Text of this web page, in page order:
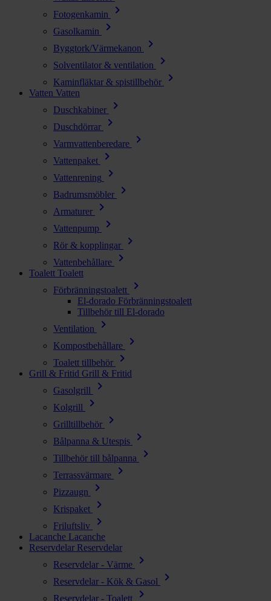
Fotogenkamin chevron_right
Gasolkamin chevron_right
Byggtork/Värmekanon chevron_right
Solventilator & ventilation chevron_right
Kaminfläktar & spistillbehör chevron_right
Vatten Vatten
Duschkabiner
chevron_right
Duschdörrar chevron_right
Varmvattenberedare chevron_right
Vattenpaket chevron_right
Vattenrening chevron_right
Badrumsmöbler chevron_right
Armaturer chevron_right
Vattenpump chevron_right
Rör & kopplingar chevron_right
Vattenbehållare chevron_right
Toalett Toalett
Förbränningstoalett
chevron_right
El-dorado Förbränningstoalett
Tillbehör till El-dorado
Ventilation
chevron_right
Kompostbehållare chevron_right
Toalett tillbehör chevron_right
Grill & Fritid Grill & Fritid
Gasolgrill
chevron_right
Kolgrill chevron_right
Grilltillbehör chevron_right
Bålpanna & Utespis chevron_right
Tillbehör till bålpanna chevron_right
Terrassvärmare chevron_right
Pizzaugn chevron_right
Krispaket chevron_right
Friluftsliv chevron_right
Lacanche Lacanche
Reservdelar Reservdelar
Reservdelar - Värme
chevron_right
Reservdelar - Kök & Gasol chevron_right
Reservdelar - Toalett chevron_right